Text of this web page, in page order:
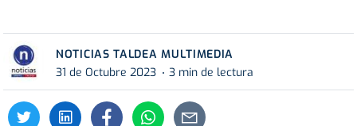
NOTICIAS TALDEA MULTIMEDIA
31 de Octubre 2023
3 min de lectura